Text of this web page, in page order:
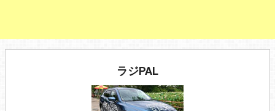
ラジPAL